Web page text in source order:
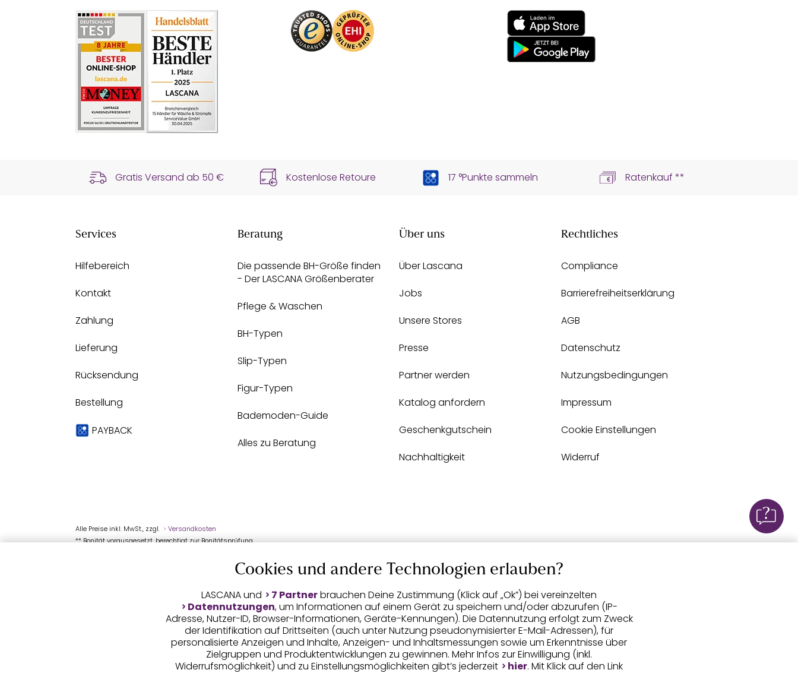
Gratis Versand ab 50 € Kostenlose Retoure 17 °Punkte sammeln Ratenkauf **
Services
Hilfebereich
Kontakt
Zahlung
Lieferung
Rücksendung
Bestellung
PAYBACK
Beratung
Die passende BH-Größe finden
- Der LASCANA Größenberater
Pflege & Waschen
BH-Typen
Slip-Typen
Figur-Typen
Bademoden-Guide
Alles zu Beratung
Über uns
Über Lascana
Jobs
Unsere Stores
Presse
Partner werden
Katalog anfordern
Geschenkgutschein
Nachhaltigkeit
Rechtliches
Compliance
Barrierefreiheitserklärung
AGB
Datenschutz
Nutzungsbedingungen
Impressum
Cookie Einstellungen
Widerruf
Alle Preise inkl. MwSt., zzgl.
Versandkosten
** Bonität vorausgesetzt, berechtigt zur Bonitätsprüfung
Cookies und andere Technologien erlauben?
LASCANA und 7 Partnerbrauchen Deine Zustimmung (Klick auf „Ok”) bei vereinzelten
Datennutzungen, um Informationen auf einem Gerät zu speichern und/oder abzurufen (IP-
Adresse, Nutzer-ID, Browser-Informationen, Geräte-Kennungen). Die Datennutzung erfolgt zum Zweck
der Identifikation auf Drittseiten (auch unter Nutzung pseudonymisierter E-Mail-Adressen), für
personalisierte Anzeigen und Inhalte, Anzeigen- und Inhaltsmessungen sowie um Erkenntnisse über
Zielgruppen und Produktentwicklungen zu gewinnen. Mehr Infos zur Einwilligung (inkl.
Widerrufsmöglichkeit) und zu Einstellungsmöglichkeiten gibt’s jederzeit
hier. Mit Klick auf den Link